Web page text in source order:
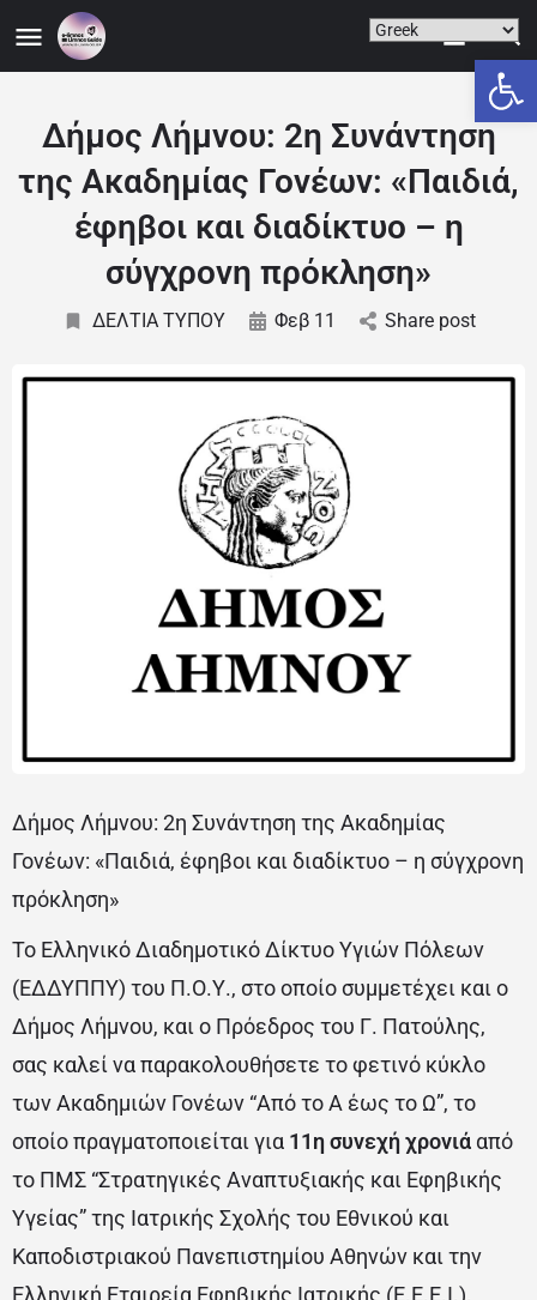
Δήμος Λήμνου: 2η Συνάντηση
της Ακαδημίας Γονέων: «Παιδιά,
έφηβοι και διαδίκτυο – η
σύγχρονη πρόκληση»
ΔΕΛΤΙΑ ΤΥΠΟΥ Φεβ 11 Share post
Δήμος Λήμνου: 2η Συνάντηση της Ακαδημίας
Γονέων: «Παιδιά, έφηβοι και διαδίκτυο – η σύγχρονη
πρόκληση»
Το Ελληνικό Διαδημοτικό Δίκτυο Υγιών Πόλεων
(ΕΔΔΥΠΠΥ) του Π.Ο.Υ., στο οποίο συμμετέχει και ο
Δήμος Λήμνου, και ο Πρόεδρος του Γ. Πατούλης,
σας καλεί να παρακολουθήσετε το φετινό κύκλο
των Ακαδημιών Γονέων “Από το Α έως το Ω”, το
οποίο πραγματοποιείται για 11η συνεχή χρονιά από
το ΠΜΣ “Στρατηγικές Αναπτυξιακής και Εφηβικής
Υγείας” της Ιατρικής Σχολής του Εθνικού και
Καποδιστριακού Πανεπιστημίου Αθηνών και την